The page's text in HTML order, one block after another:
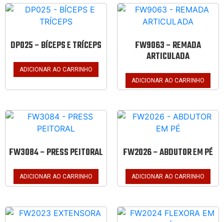
DP025 – BÍCEPS E TRÍCEPS
ADICIONAR AO CARRINHO
FW9063 – REMADA
ARTICULADA
ADICIONAR AO CARRINHO
FW3084 – PRESS PEITORAL
ADICIONAR AO CARRINHO
FW2026 – ABDUTOR EM PÉ
ADICIONAR AO CARRINHO